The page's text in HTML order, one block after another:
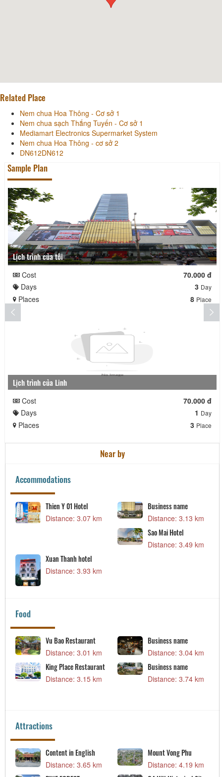
Related Place
Nem chua Hoa Thông - Cơ sở 1
Nem chua sạch Thắng Tuyến - Cơ sở 1
Mediamart Electronics Supermarket System
Nem chua Hoa Thông - cơ sở 2
DN612DN612
Sample Plan
Lịch trình của tôi
Cost
70.000 đ
Days
3 Day
Places 8 Place
Lịch trình của Linh
Cost
70.000 đ
Days
1 Day
Places 3 Place
Near by
Accommodations
Thien Y 01 Hotel
Distance: 3.07 km
Business name
Distance: 3.13 km
Sao Mai Hotel
Distance: 3.49 km
Xuan Thanh hotel
Distance: 3.93 km
Food
Vu Bao Restaurant
Distance: 3.01 km
Business name
Distance: 3.04 km
King Place Restaurant
Distance: 3.15 km
Business name
Distance: 3.74 km
Attractions
Content in English
Distance: 3.65 km
Mount Vong Phu
Distance: 4.19 km